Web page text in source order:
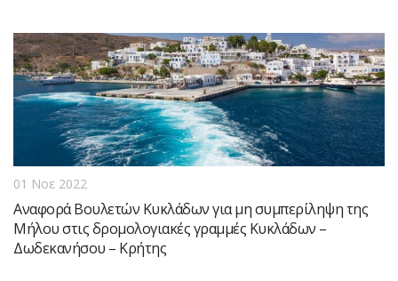
01 Νοε 2022
Αναφορά Βουλετών Κυκλάδων για μη συμπερίληψη της
Μήλου στις δρομολογιακές γραμμές Κυκλάδων –
Δωδεκανήσου – Κρήτης